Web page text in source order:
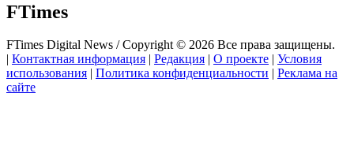
FTimes
FTimes Digital News / Copyright © 2026 Все права защищены.
Контактная информация Редакция О проекте
Условия
использования
Политика конфиденциальности
Реклама на
сайте